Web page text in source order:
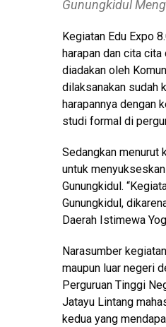
Gunungkidul
Kegiatan Edu Expo
harapan dan cita
diadakan oleh
dilaksanakan sudah
harapannya dengan
studi formal di
Sedangkan menurut
untuk
Gunungkidul.
Gunungkidul,
Daerah Istimewa
Narasumber
maupun luar negeri
Perguruan Tinggi
Jatayu Lintang
kedua yang